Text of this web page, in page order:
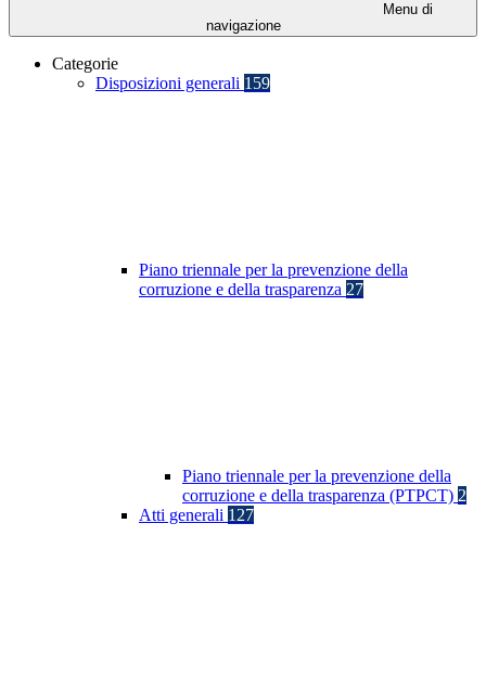
Menu di
navigazione
Categorie
Disposizioni generali 159
Piano triennale per la prevenzione della
corruzione e della trasparenza 27
Piano triennale per la prevenzione della
corruzione e della trasparenza (PTPCT) 2
Atti generali 127